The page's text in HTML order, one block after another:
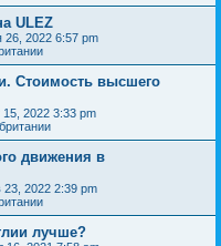
ULEZ
26, 2022 6:57 pm
Стоимость высшего
15, 2022 3:33 pm
движения в
23, 2022 2:39 pm
лучше?